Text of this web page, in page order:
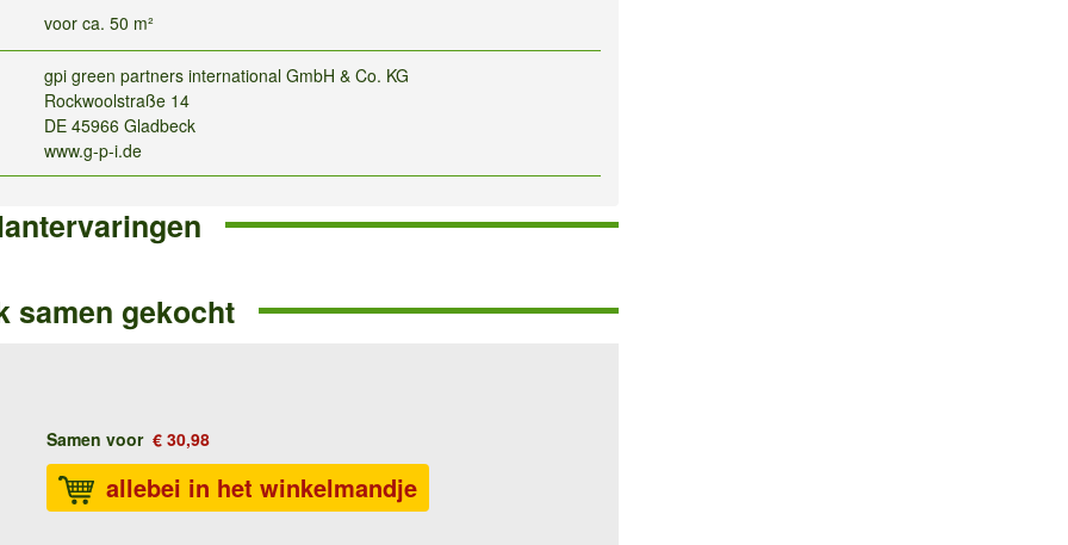
voor ca. 50 m²
gpi green partners international GmbH & Co. KG
Rockwoolstraße 14
DE 45966 Gladbeck
www.g-p-i.de
samen gekocht
Samen voor € 30,98
allebei in het winkelmandje